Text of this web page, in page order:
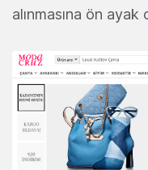
alınmasına ön ayak